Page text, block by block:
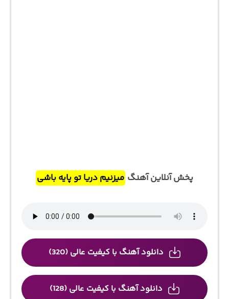
پخش آنلاین آهنگ میزنیم دریا تو پایه باشی
دانلود آهنگ با کیفیت عالی (320)
دانلود آهنگ با کیفیت عالی (128)